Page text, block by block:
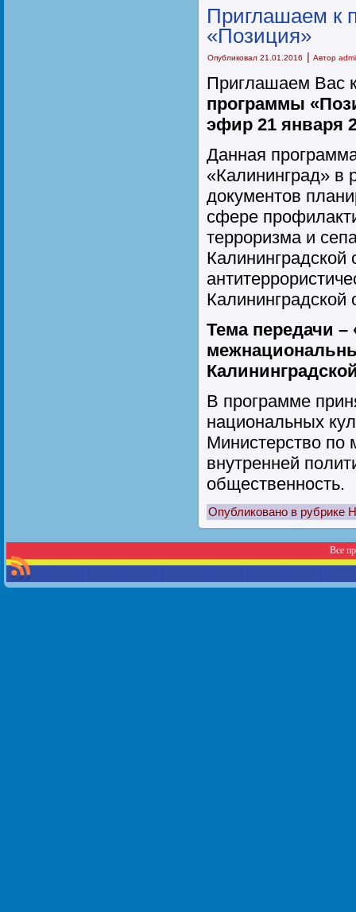
Приглашаем к
«Позиция»
Опубликовал 21.01.2016 Автор
Приглашаем Вас
программы
эфир 21 января
Данная
«Калининград» в
документов
сфере
терроризма и
Калининградской
Калининградской
Тема передачи –
В программе
национальных
Министерство по
внутренней
общественность.
Опубликовано в рубрике
Все